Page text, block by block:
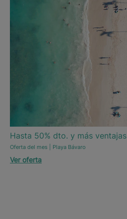
Hasta 50% dto. y más ventajas
Oferta del mes | Playa Bávaro
Ver oferta